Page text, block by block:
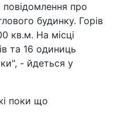
повідомлення про
будинку. Горів
кв.м. На місці
та 16 одиниць
- йдеться у
поки що